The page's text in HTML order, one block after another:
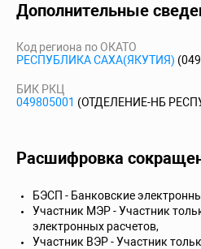
Дополнительные
Код региона по ОКАТО
РЕСПУБЛИКА САХА(ЯКУТИЯ)
БИК РКЦ
049805001 (ОТДЕЛЕНИЕ-НБ
Расшифровка
БЭСП - Банковские
Участник МЭР - Участник
электронных расчетов,
Участник ВЭР - Участник